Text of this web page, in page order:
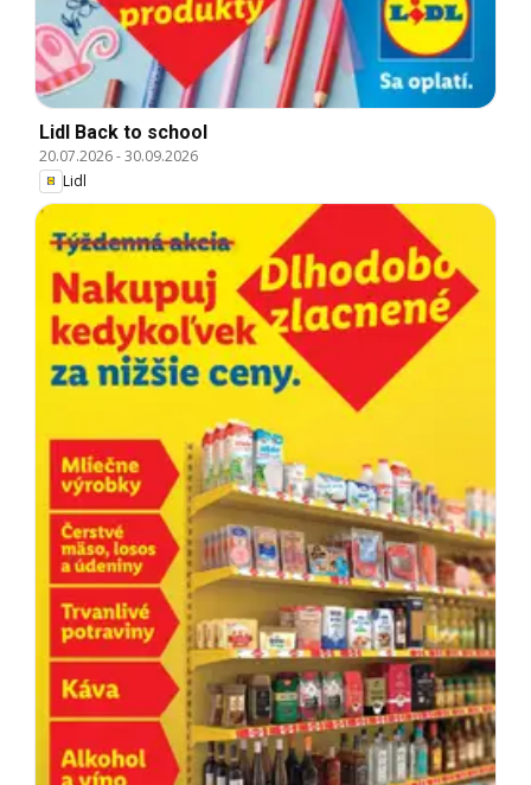
Lidl Back to school
20.07.2026-30.09.2026
Lidl